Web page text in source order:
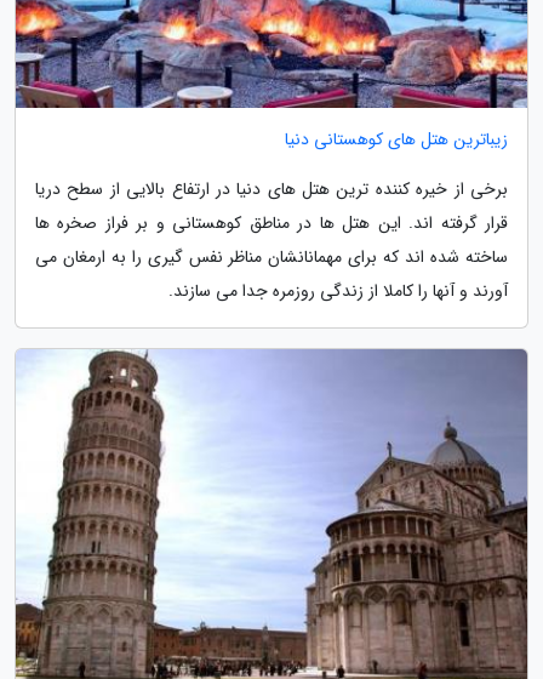
زیباترین هتل های کوهستانی دنیا
برخی از خیره کننده ترین هتل های دنیا در ارتفاع بالایی از سطح دریا
قرار گرفته اند. این هتل ها در مناطق کوهستانی و بر فراز صخره ها
ساخته شده اند که برای مهمانانشان مناظر نفس گیری را به ارمغان می
آورند و آنها را کاملا از زندگی روزمره جدا می سازند.